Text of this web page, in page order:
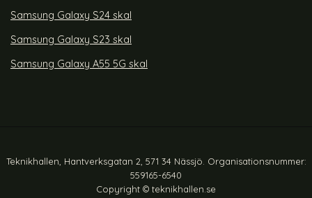
Samsung Galaxy S24 skal
Samsung Galaxy S23 skal
Samsung Galaxy A55 5G skal
Teknikhallen, Hantverksgatan 2, 571 34 Nässjö. Organisationsnummer:
559165-6540
Copyright © teknikhallen.se